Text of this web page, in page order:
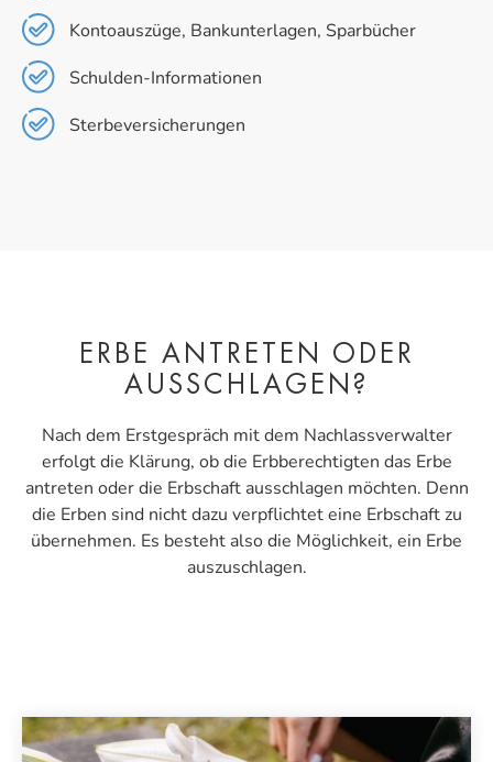
Kontoauszüge, Bankunterlagen, Sparbücher
Schulden-Informationen
Sterbeversicherungen
ERBE ANTRETEN ODER
AUSSCHLAGEN?
Nach dem Erstgespräch mit dem Nachlassverwalter
erfolgt die Klärung, ob die Erbberechtigten das Erbe
antreten oder die Erbschaft ausschlagen möchten. Denn
die Erben sind nicht dazu verpflichtet eine Erbschaft zu
übernehmen. Es besteht also die Möglichkeit, ein Erbe
auszuschlagen.